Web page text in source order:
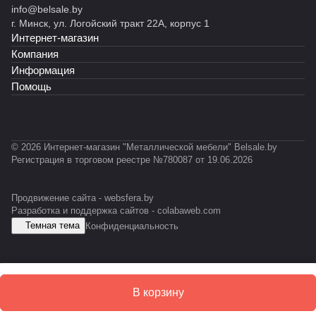
й
С
К
й
С
T
-
0
5
1
й
С
Т
-
0
1
0
й
С
А
-
E
S
RAL
В корзину
info@belsale.by
г. Минск, ул. Логойский тракт 22А, корпус 1
Интернет-магазин
Компания
Информация
Помощь
© 2026 Интернет-магазин "Металлической мебели" Belsale.by
Регистрация в торговом реестре №780087 от 19.06.2026
Продвижение сайта - websfera.by
Разработка и поддержка сайтов - colabaweb.com
Темная тема
Конфиденциальность